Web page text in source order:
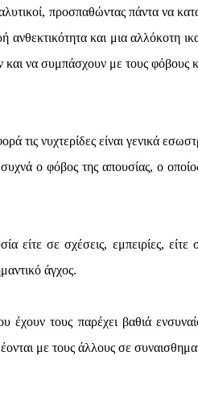
προσπαθώντας πάντα να
ανθεκτικότητα και μια αλλόκοτη
και να συμπάσχουν με τους φόβους
τις νυχτερίδες είναι γενικά
ο φόβος της απουσίας, ο
είτε σε σχέσεις, εμπειρίες,
άγχος.
έχουν τους παρέχει βαθιά
με τους άλλους σε